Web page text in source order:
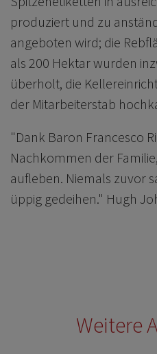
produziert und zu
angeboten wird; die
als 200 Hektar wurden
überholt, die
der Mitarbeiterstab
"Dank Baron Francesco
Nachkommen der
aufleben. Niemals zuvor
üppig gedeihen." Hugh
Weitere